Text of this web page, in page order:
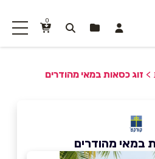
0
> זוג כסאות במאי מהודרים
במאי מהודרים